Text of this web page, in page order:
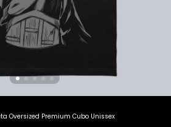
Oversized Premium Cubo Unissex